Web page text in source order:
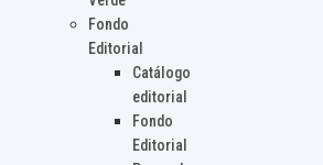
Fondo
Editorial
Catálogo
editorial
Fondo
Editorial